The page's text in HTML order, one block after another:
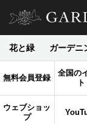
花と緑 ガーデニ
無料会員登録
全国の
ト
ウェブショッ
プ